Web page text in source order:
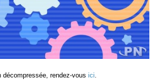
rendez-vous ici.